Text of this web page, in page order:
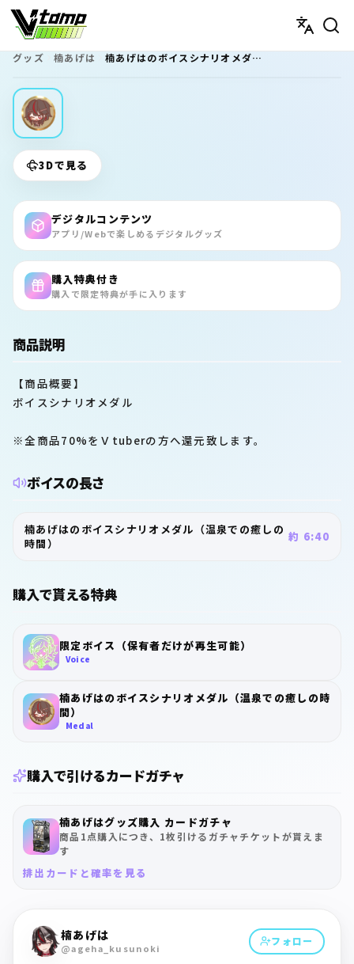
V-tamp（ブイタンプ）
グッズ 楠あげは 楠あげはのボイスシナリオメダル（温泉での癒しの時間）
3Dで見る
デジタルコンテンツ
アプリ/Webで楽しめるデジタルグッズ
購入特典付き
購入で限定特典が手に入ります
商品説明
【商品概要】
ボイスシナリオメダル
※全商品70%をＶtuberの方へ還元致します。
ボイスの長さ
楠あげはのボイスシナリオメダル（温泉での癒しの
時間）
約 6:40
購入で貰える特典
限定ボイス（保有者だけが再生可能）
Voice
楠あげはのボイスシナリオメダル（温泉での癒しの時
間）
Medal
購入で引けるカードガチャ
楠あげはグッズ購入 カードガチャ
商品1点購入につき、1枚引けるガチャチケットが貰えま
す
排出カードと確率を見る
楠あげは
@ageha_kusunoki
フォロー